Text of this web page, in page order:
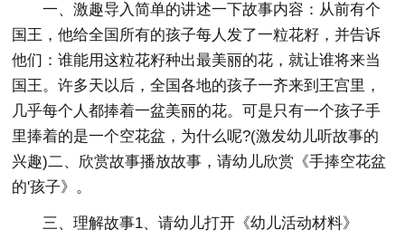
一、激趣导入简单的讲述一下故事内容：从前有个
国王，他给全国所有的孩子每人发了一粒花籽，并告诉
他们：谁能用这粒花籽种出最美丽的花，就让谁将来当
国王。许多天以后，全国各地的孩子一齐来到王宫里，
几乎每个人都捧着一盆美丽的花。可是只有一个孩子手
里捧着的是一个空花盆，为什么呢?(激发幼儿听故事的
兴趣)二、欣赏故事播放故事，请幼儿欣赏《手捧空花盆
的'孩子》。
三、理解故事1、请幼儿打开《幼儿活动材料》